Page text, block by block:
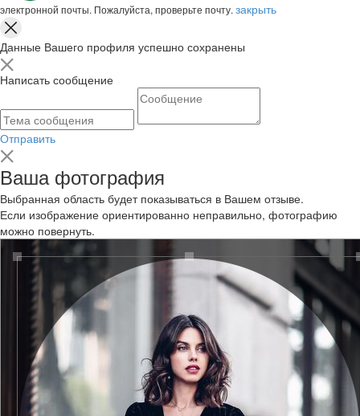
электронной почты. Пожалуйста, проверьте почту. закрыть
Данные Вашего профиля успешно сохранены
Написать сообщение
Отправить
Ваша фотография
Выбранная область будет показываться в Вашем отзыве.
Если изображение ориентированно неправильно, фотографию
можно повернуть.